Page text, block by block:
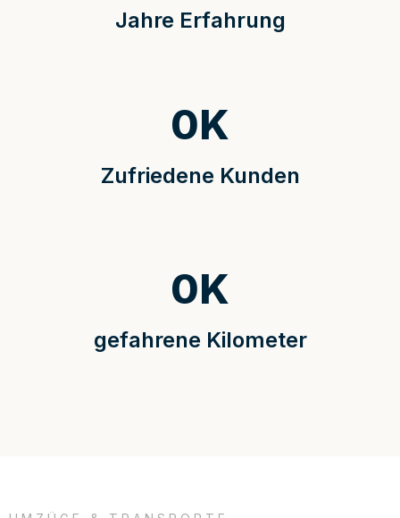
Jahre Erfahrung
Zufriedene Kunden
0K
gefahrene Kilometer
0K